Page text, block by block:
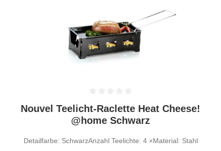
Durchschnittliche Bewertung von 0 von 5 Sternen
Nouvel Teelicht-Raclette Heat Cheese!
@home Schwarz
Detailfarbe: SchwarzAnzahl Teelichte: 4 ×Material: Stahl